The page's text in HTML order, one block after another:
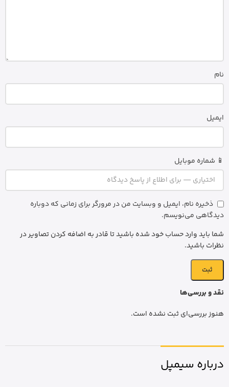
نقد و بررسی‌ها
هنوز بررسی‌ای ثبت نشده است.
نام
ایمیل
📱 شماره موبایل
ذخیره نام، ایمیل و وبسایت من در مرورگر برای زمانی که دوباره
دیدگاهی می‌نویسم.
شما باید وارد حساب خود شده باشید تا قادر به اضافه کردن تصاویر در
نظرات باشید.
درباره سیمپل